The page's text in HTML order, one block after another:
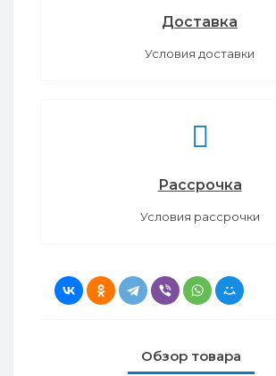
Доставка
Условия доставки
Рассрочка
Условия рассрочки
Обзор товара